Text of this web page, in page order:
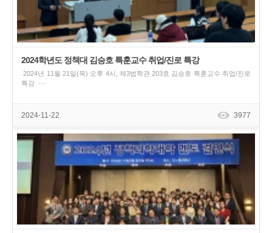
2024학년도 정책대 김승호 특훈교수 취업/진로 특강
2024년 11월 21일(목) 오후 4시, 제3법학관 203호 김승호 특훈교수 취업/진로
특강 ···
2024-11-22 3977